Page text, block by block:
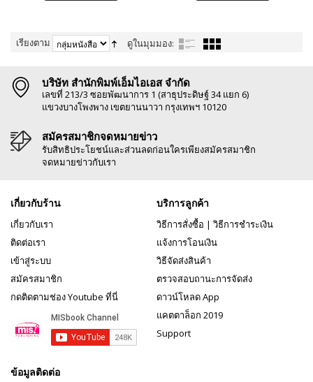
เรียงตาม ดูในมุมมอง:
บริษัท สำนักพิมพ์เอ็มไอเอส จำกัด
เลขที่ 213/3 ซอยพัฒนาการ 1 (สาธุประดิษฐ์ 34 แยก 6)
แขวงบางโพงพาง เขตยานนาวา กรุงเทพฯ 10120
สมัครสมาชิกจดหมายข่าว
รับสิทธิประโยชน์และส่วนลดก่อนใครเพียงสมัครสมาชิก
จดหมายข่าวกับเรา
เกี่ยวกับร้าน
เกี่ยวกับเรา
ติดต่อเรา
เข้าสู่ระบบ
สมัครสมาชิก
กดติดตามช่อง Youtube ที่นี่
บริการลูกค้า
วิธีการสั่งซื้อ | วิธีการชำระเงิน
แจ้งการโอนเงิน
วิธีจัดส่งสินค้า
ตรวจสอบถานะการจัดส่ง
ดาวน์โหลด App
แคตตาล็อก 2019
Support
ข้อมูลติดต่อ